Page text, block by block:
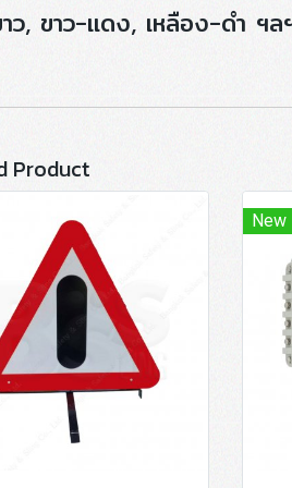
ว, ขาว-แดง, เหลือง-ดำ ฯ
Product
New